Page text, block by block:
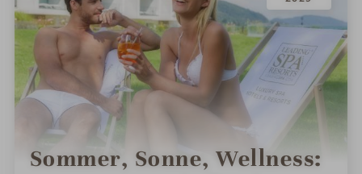
Sommer, Sonne, Wellness: